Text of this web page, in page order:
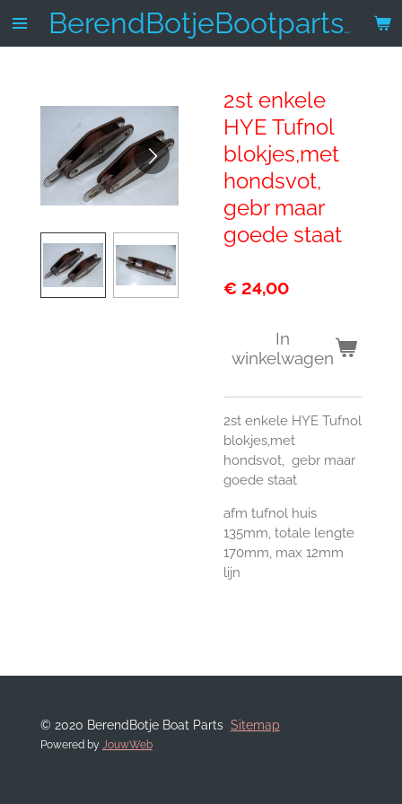
Ga
BerendBotjeBootparts.nl
2st enkele
HYE Tufnol
blokjes,met
hondsvot,
gebr maar
goede staat
€ 24,00
In
winkelwagen
2st enkele HYE Tufnol
blokjes,met
hondsvot, gebr maar
goede staat
afm tufnol huis
135mm, totale lengte
170mm, max 12mm
lijn
© 2020 BerendBotje Boat Parts Sitemap
Powered by JouwWeb